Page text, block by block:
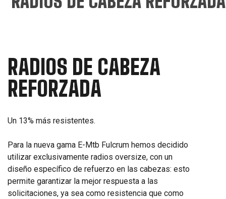
RADIOS DE CABEZA
REFORZADA
Un 13% más resistentes.
Para la nueva gama E-Mtb Fulcrum hemos decidido
utilizar exclusivamente radios oversize, con un
diseño específico de refuerzo en las cabezas: esto
permite garantizar la mejor respuesta a las
solicitaciones, ya sea como resistencia que como